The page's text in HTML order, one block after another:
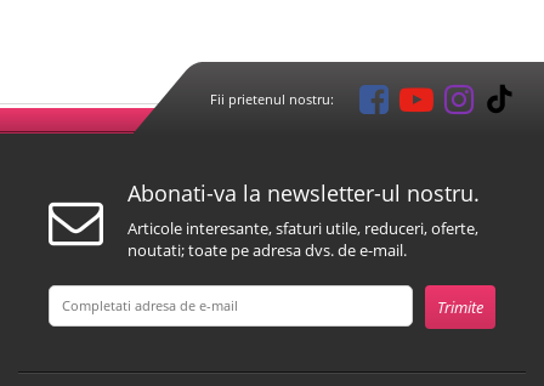
Fii prietenul nostru:
Abonati-va la newsletter-ul nostru.
Articole interesante, sfaturi utile, reduceri, oferte,
noutati; toate pe adresa dvs. de e-mail.